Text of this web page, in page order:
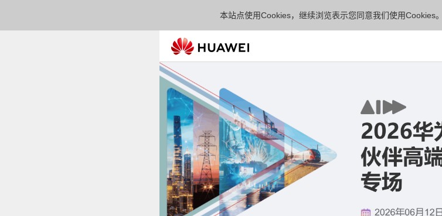
本站点使用Cookies，继续浏览表示您同意我们使用Cookies。